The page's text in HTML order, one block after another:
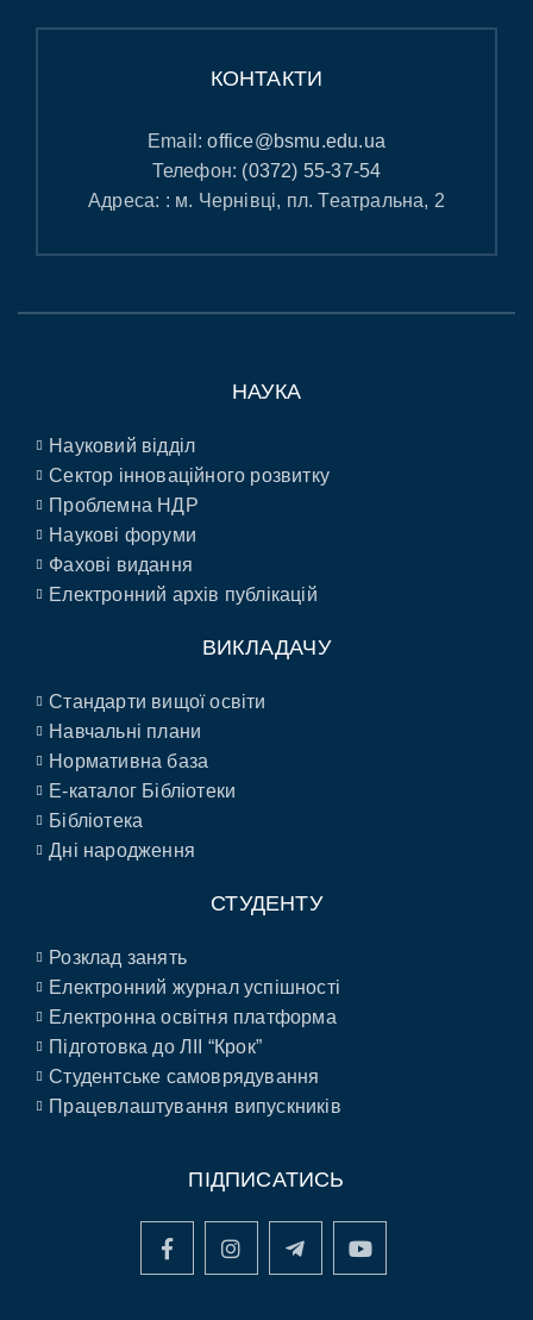
КОНТАКТИ
Email:office@bsmu.edu.ua
Телефон: (0372) 55-37-54
Адреса: : м. Чернівці, пл. Театральна, 2
НАУКА
Науковий відділ
Сектор інноваційного розвитку
Проблемна НДР
Наукові форуми
Фахові видання
Електронний архів публікацій
ВИКЛАДАЧУ
Стандарти вищої освіти
Навчальні плани
Нормативна база
E-каталог Бібліотеки
Бібліотека
Дні народження
СТУДЕНТУ
Розклад занять
Електронний журнал успішності
Електронна освітня платформа
Підготовка до ЛІІ “Крок”
Студентське самоврядування
Працевлаштування випускників
ПІДПИСАТИСЬ